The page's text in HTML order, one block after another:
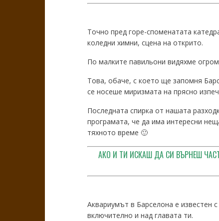
Точно пред горе-споменатата
коледни химни, сцена на открито.
По малките павильони видяхме
Това, обаче, с което ще запомня
се носеше миризмата на прясно
Последната спирка от нашата
програмата, че да има интересни
тяхното време 🙂
АКО И ТИ ИСКАШ ДА СИ ВЪРНЕШ
Аквариумът в Барселона е известен
включително и над главата ти.